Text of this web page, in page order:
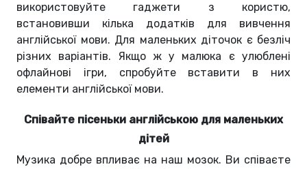
використовуйте гаджети з користю,
встановивши кілька додатків для вивчення
англійської мови. Для маленьких діточок є безліч
різних варіантів. Якщо ж у малюка є улюблені
офлайнові ігри, спробуйте вставити в них
елементи англійської мови.
Співайте пісеньки англійською для маленьких
дітей
Музика добре впливає на наш мозок. Ви співаєте